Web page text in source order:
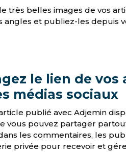
très belles images de vos
angles et publiez-les depuis
le lien de vos
médias sociaux
publié avec Adjemin
vous pouvez partager
les commentaires, les
privée pour recevoir et